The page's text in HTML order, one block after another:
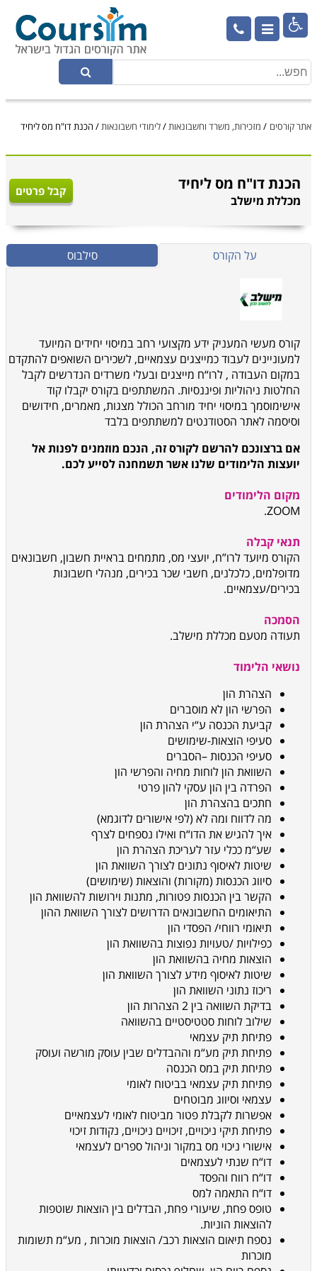

אתר קורסים / מזכירות, משרד וחשבונאות/לימודי חשבונאות/ הכנת דו"ח מס ליחיד
הכנת דו"ח מס ליחיד
מכללת מישלב
קבל פרטים
על הקורס סילבוס
קורס מעשי המעניק ידע מקצועי רחב במיסוי יחידים המיועד
למעוניינים לעבוד כמייצגים עצמאיים, לשכירים השואפים להתקדם
במקום העבודה , לרו“ח מייצגים ובעלי משרדים הנדרשים לקבל
החלטות ניהוליות ופיננסיות. המשתתפים בקורס יקבלו קוד
אישימוסמך במיסוי יחיד מורחב הכולל מצגות, מאמרים, חידושים
וסיסמה לאתר הסטודנטים למשתתפים בלבד
אם ברצונכם להרשם לקורס זה, הנכם מוזמנים לפנות אל
יועצות הלימודים שלנו אשר תשמחנה לסייע לכם.
מקום הלימודים
ZOOM.
תנאי קבלה
הקורס מיועד לרו”ח, יועצי מס, מתמחים בראיית חשבון, חשבונאים
מדופלמים, כלכלנים, חשבי שכר בכירים, מנהלי חשבונות
בכירים/עצמאיים.
הסמכה
תעודה מטעם מכללת מישלב.
נושאי הלימוד
הצהרת הון
הפרשי הון לא מוסברים
קביעת הכנסה ע“י הצהרת הון
סעיפי הוצאות-שימושים
סעיפי הכנסות –הסברים
השוואת הון לוחות מחיה והפרשי הון
הפרדה בין הון עסקי להוןפרטי
חתכים בהצהרת הון
מה לדווח ומה לא (לפי אישורים לדוגמא)
איך להגיש את הדו“ח ואילו נספחים לצרף
שע“מ ככלי עזר לעריכת הצהרת הון
שיטות לאיסוף נתונים לצורך השוואת הון
סיווג הכנסות (מקורות) והוצאות (שימושים)
הקשר בין הכנסות פטורות, מתנות וירושות להשוואת הון
התיאומים החשבונאים הדרושים לצורך השוואת ההון
תיאומי רווחי/ הפסדי הון
כפילויות /טעויות נפוצות בהשוואת הון
הוצאות מחיה בהשוואת הון
שיטות לאיסוף מידע לצורך השוואת הון
ריכוז נתוני השוואת הון
בדיקת השוואה בין 2 הצהרות
הון
שילוב לוחות סטטיסטיים בהשוואה
פתיחת תיק עצמאי
פתיחת תיק מע“מ וההבדלים שבין עוסק מורשה ועוסק
פתיחת תיק במס הכנסה
פתיחת תיק עצמאי בביטוח לאומי
עצמאי וסיווג מבוטחים
אפשרות לקבלת פטור מביטוח לאומי לעצמאיים
פתיחת תיקי ניכויים, זיכויים ניכויים, נקודות זיכוי
אישורי ניכוי מסבמקור וניהול ספרים לעצמאי
דו“ח שנתי לעצמאים
דו“ח רווח והפסד
דו“ח התאמה למס
טופס פחת, שיעורי פחת, הבדלים בין הוצאות שוטפות
להוצאות הוניות.
נספח תיאום הוצאות רכב/ הוצאות מוכרות , מע“מ תשומות
מוכרות